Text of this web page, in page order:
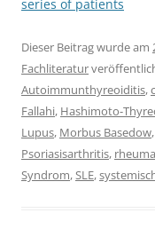
series of patients
Dieser Beitrag wurde am
Fachliteratur
Autoimmunthyreoiditis,
Fallahi, Hashimoto-
Lupus, Morbus Basedow,
Psoriasisarthritis,
Syndrom,SLE,